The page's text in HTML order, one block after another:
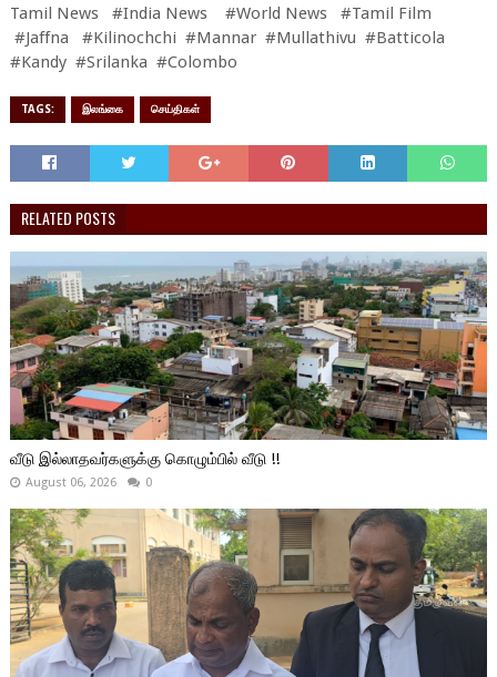
Tamil News #India News #World News #Tamil Film
#Jaffna #Kilinochchi #Mannar #Mullathivu #Batticola
#Kandy #Srilanka #Colombo
TAGS: இலங்கை செய்திகள்
RELATED POSTS
வீடு இல்லாதவர்களுக்கு கொழும்பில் வீடு !!
August 06, 2026 0